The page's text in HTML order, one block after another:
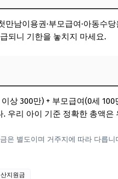
남이용권·부모급여·아동수
되니 기한을 놓치지 마세요.
상 300만) + 부모급여(0세 100
우리 아이 기준 정확한 총액은
은 별도이며 거주지에 따라 다릅니
지원금